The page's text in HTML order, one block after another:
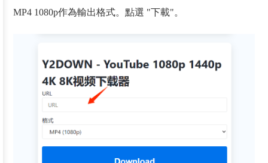
MP4 1080p作為輸出格式。點選 "下載"。